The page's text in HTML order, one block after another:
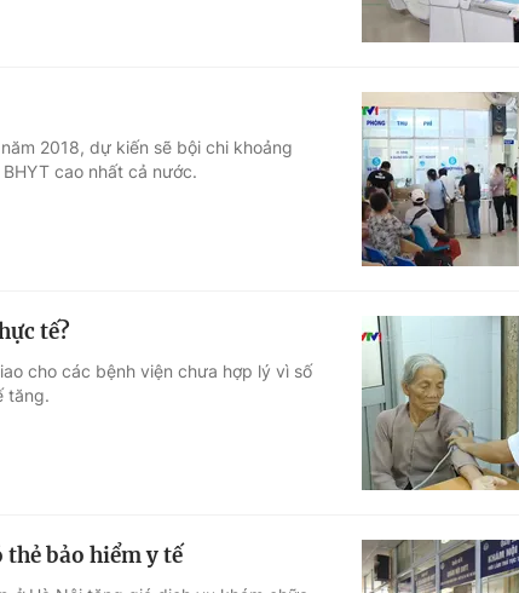
2018, dự kiến sẽ bội chi khoảng
cao nhất cả nước.
tế?
cho các bệnh viện chưa hợp lý vì số
tăng.
bảo hiểm y tế